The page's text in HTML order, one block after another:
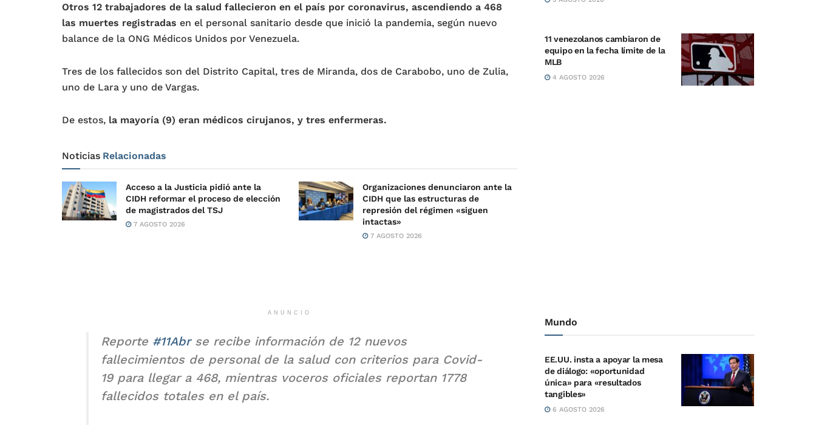
Otros 12 trabajadores de la salud fallecieron en el país por coronavirus, ascendiendo a 468
las muertes registradas en el personal sanitario desde que inició la pandemia, según nuevo
balance de la ONG Médicos Unidos por Venezuela.
Tres de los fallecidos son del Distrito Capital, tres de Miranda, dos de Carabobo, uno de Zulia,
uno de Lara y uno de Vargas.
De estos, la mayoría (9) eran médicos cirujanos, y tres enfermeras.
Noticias Relacionadas
Acceso a la Justicia pidió ante la
CIDH reformar el proceso de elección
de magistrados del TSJ
7 AGOSTO 2026
Organizaciones denunciaron ante la
CIDH que las estructuras de
represión del régimen «siguen
intactas»
7 AGOSTO 2026
ANUNCIO
Reporte #11Abrse recibe información de 12 nuevos
fallecimientos de personal de la salud con criterios para Covid-
19 para llegar a 468, mientras voceros oficiales reportan 1778
fallecidos totales en el país.
11 venezolanos cambiaron de
equipo en la fecha límite de la
MLB
4 AGOSTO 2026
Mundo
EE.UU. insta a apoyar la mesa
de diálogo: «oportunidad
única» para «resultados
tangibles»
6 AGOSTO 2026